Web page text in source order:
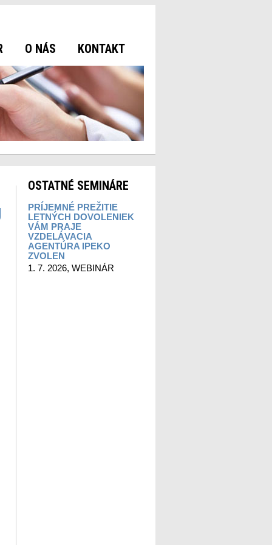
O NÁS KONTAKT
OSTATNÉ SEMINÁRE
PRÍJEMNÉ PREŽITIE
LETNÝCH DOVOLENIEK
VÁM PRAJE
VZDELÁVACIA
AGENTÚRA IPEKO
ZVOLEN
1. 7. 2026, WEBINÁR